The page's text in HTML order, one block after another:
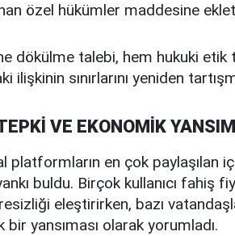
özel hükümler maddesine
dökülme talebi, hem hukuki
ilişkinin sınırlarını yeniden
VE EKONOMİK
platformların en çok paylaşılan
buldu. Birçok kullanıcı fahiş
eleştirirken, bazı
yansıması olarak yorumladı.